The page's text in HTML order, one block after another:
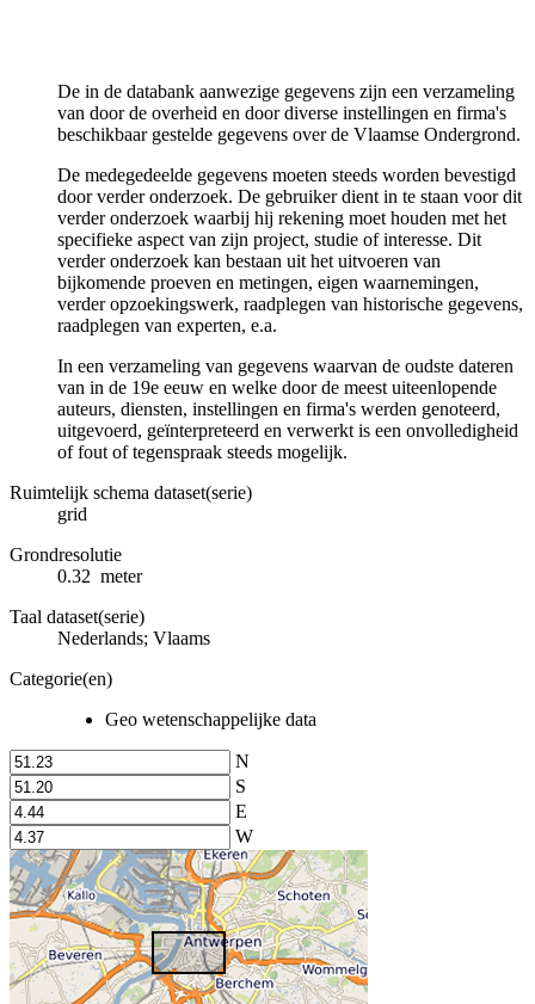
De in de databank aanwezige gegevens zijn een verzameling
van door de overheid en door diverse instellingen en firma's
beschikbaar gestelde gegevens over de Vlaamse Ondergrond.
De medegedeelde gegevens moeten steeds worden bevestigd
door verder onderzoek. De gebruiker dient in te staan voor dit
verder onderzoek waarbij hij rekening moet houden met het
specifieke aspect van zijn project, studie of interesse. Dit
verder onderzoek kan bestaan uit het uitvoeren van
bijkomende proeven en metingen, eigen waarnemingen,
verder opzoekingswerk, raadplegen van historische gegevens,
raadplegen van experten, e.a.
In een verzameling van gegevens waarvan de oudste dateren
van in de 19e eeuw en welke door de meest uiteenlopende
auteurs, diensten, instellingen en firma's werden genoteerd,
uitgevoerd, geïnterpreteerd en verwerkt is een onvolledigheid
of fout of tegenspraak steeds mogelijk.
Ruimtelijk schema dataset(serie)
grid
Grondresolutie
0.32 meter
Taal dataset(serie)
Nederlands; Vlaams
Categorie(en)
Geo wetenschappelijke data
N
S
E
W